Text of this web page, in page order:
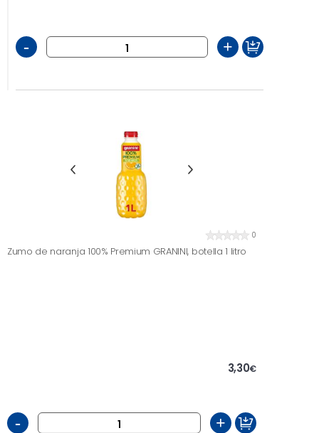
- +
0
Zumo de naranja 100% Premium GRANINI, botella 1 litro
3,30€
- +